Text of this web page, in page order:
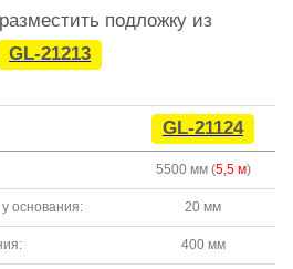
подложку из
GL-21213
GL-21124
5500 мм (5,5 м)
основания: 20 мм
400 мм